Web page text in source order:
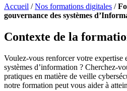
Accueil /Nos formations digitales /
gouvernance des systèmes
Contexte de la
Voulez-vous renforcer votre expertise
systèmes d’information ? Cherchez-
pratiques en matière de veille
notre formation peut vous aider à